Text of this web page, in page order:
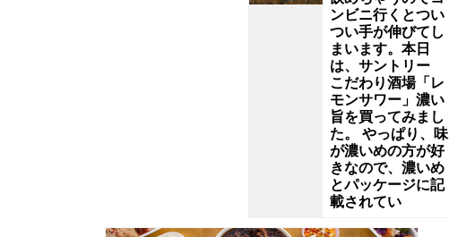
テ
ンビニ行くとつい
つい手が伸びてし
まいます。本日
は、サントリー
こだわり酒場「レ
モンサワー」濃い
旨を買ってみまし
た。 やっぱり、味
が濃いめの方が好
きなので、濃いめ
とパッケージに記
載されてい